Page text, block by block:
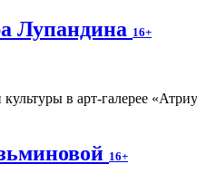
Лупандина 16+
в арт-галерее
16+